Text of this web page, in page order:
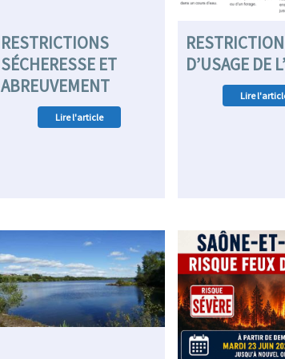
RESTRICTIONS
SÉCHERESSE ET
ABREUVEMENT
Lire l'article
D’USAGE DE
Lire